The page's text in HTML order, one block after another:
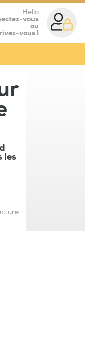
Hello
vous
ou
vous !
les